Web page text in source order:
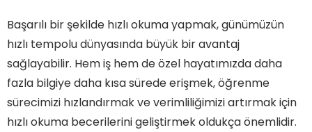
Başarılı bir şekilde hızlı okuma yapmak, günümüzün
hızlı tempolu dünyasında büyük bir avantaj
sağlayabilir. Hem iş hem de özel hayatımızda daha
fazla bilgiye daha kısa sürede erişmek, öğrenme
sürecimizi hızlandırmak ve verimliliğimizi artırmak için
hızlı okuma becerilerini geliştirmek oldukça önemlidir.